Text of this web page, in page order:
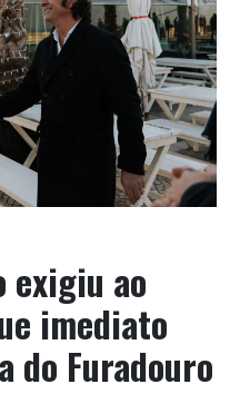
exigiu ao
imediato
do Furadouro